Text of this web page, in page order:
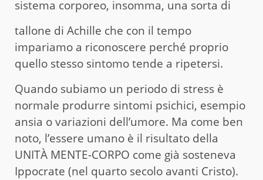
sistema corporeo, insomma, una sorta di
tallone di Achille che con il tempo
impariamo a riconoscere perché proprio
quello stesso sintomo tende a ripetersi.
Quando subiamo un periodo di stress è
normale produrre sintomi psichici, esempio
ansia o variazioni dell’umore. Ma come ben
noto, l’essere umano è il risultato della
UNITÀ MENTE-CORPO come già sosteneva
Ippocrate (nel quarto secolo avanti Cristo).